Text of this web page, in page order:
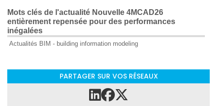
Mots clés de l'actualité Nouvelle 4MCAD26
entièrement repensée pour des performances
inégalées
Actualités BIM - building information modeling
PARTAGER SUR VOS RÉSEAUX